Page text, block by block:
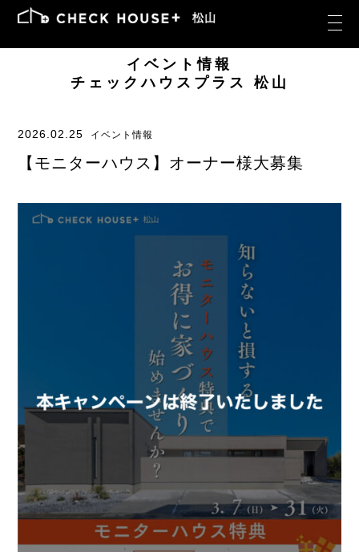
イベント情報
チェックハウスプラス 松山
2026.02.25 イベント情報
【モニターハウス】オーナー様大募集